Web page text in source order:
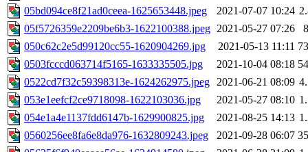
05bd094ce8f21ad0ceea-1625653448.jpeg
2021-07-07 10:24
05f5726359e2209be6b3-1622100388.jpeg 2021-05-27 07:26
050c62c2e5d99120cc55-1620904269.jpg
2021-05-13 11:11
0503fcccd063714f5165-1633335505.jpg
2021-10-04 08:18
0522cd7f32c59398313e-1624262975.jpeg 2021-06-21 08:09
053e1eefcf2ce9718098-1622103036.jpg
2021-05-27 08:10
054e1a4e1137fdd6147b-1629900825.jpg
2021-08-25 14:13
0560256ee8fa6e8da976-1632809243.jpeg
2021-09-28 06:07